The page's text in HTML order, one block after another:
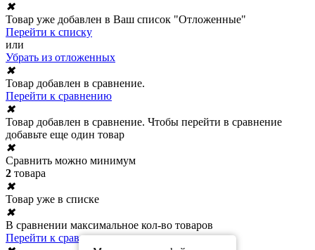
✖
Товар уже добавлен в Ваш список "Отложенные"
Перейти к списку
или
Убрать из отложенных
✖
Товар добавлен в сравнение.
Перейти к сравнению
✖
Товар добавлен в сравнение. Чтобы перейти в сравнение
добавьте еще один товар
✖
Сравнить можно минимум
2 товара
✖
Товар уже в списке
✖
В сравнении максимальное кол-во товаров
Перейти к сравнению